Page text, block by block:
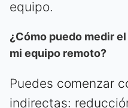
equipo.
¿Cómo puedo medir
mi equipo remoto?
Puedes comenzar
indirectas: